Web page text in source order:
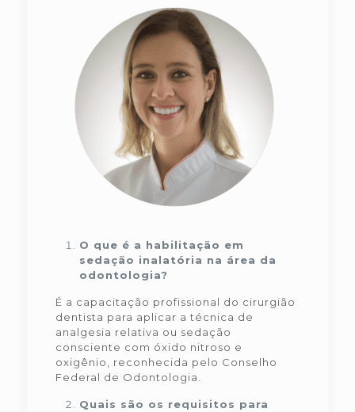
O que é a habilitação em
sedação inalatória na área da
odontologia?
É a capacitação profissional do cirurgião
dentista para aplicar a técnica de
analgesia relativa ou sedação
consciente com óxido nitroso e
oxigênio, reconhecida pelo Conselho
Federal de Odontologia.
Quais são os requisitos para